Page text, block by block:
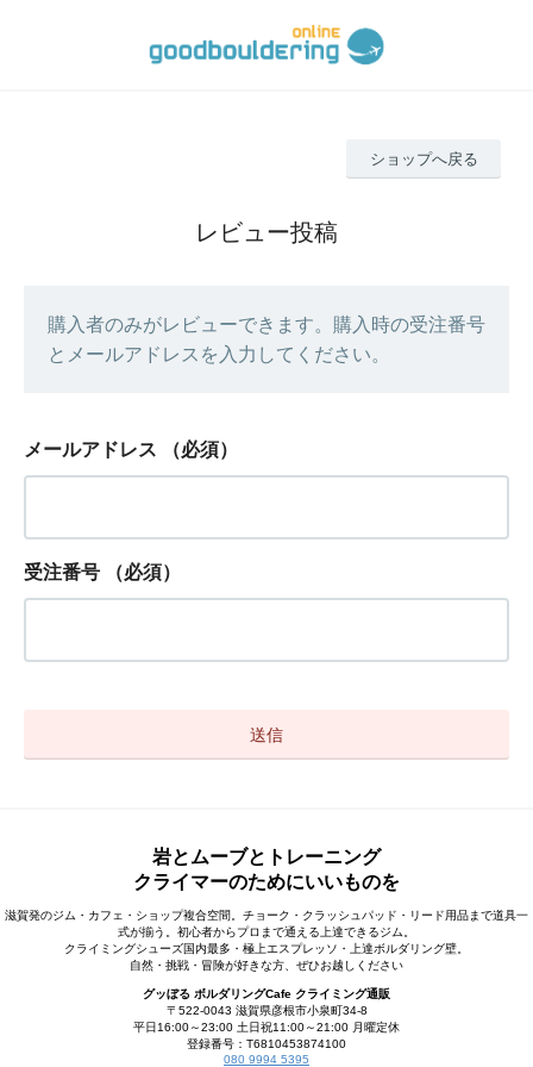
ショップへ戻る
レビュー投稿
購入者のみがレビューできます。購入時の受注番号
とメールアドレスを入力してください。
メールアドレス （必須）
受注番号 （必須）
岩とムーブとトレーニング
クライマーのためにいいものを
滋賀発のジム・カフェ・ショップ複合空間。チョーク・クラッシュパッド・リード用品まで道具一
式が揃う。初心者からプロまで通える上達できるジム。
クライミングシューズ国内最多・極上エスプレッソ・上達ボルダリング壁。
自然・挑戦・冒険が好きな方、ぜひお越しください
グッぼる ボルダリングCafe クライミング通販
〒522-0043 滋賀県彦根市小泉町34-8
平日16:00～23:00 土日祝11:00～21:00 月曜定休
登録番号：T6810453874100
080 9994 5395